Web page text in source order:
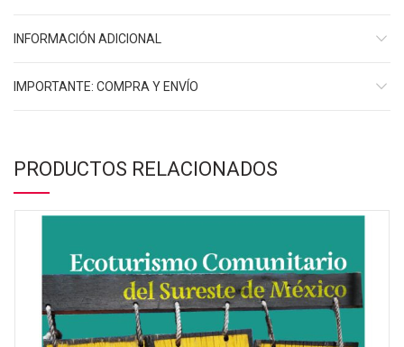
INFORMACIÓN ADICIONAL
IMPORTANTE: COMPRA Y ENVÍO
PRODUCTOS RELACIONADOS